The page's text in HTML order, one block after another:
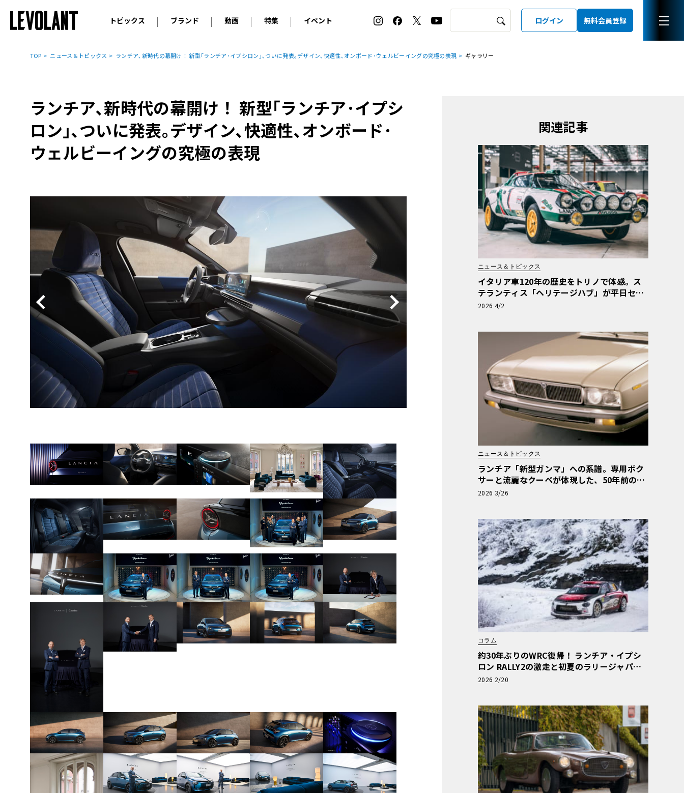
トピックス
ニュース
コラム
ブランド
輸入車 アウディ BMW
アルピナ
プジョー
ルノー
アバルト
アルファ・ロメオ
ランボルギーニ
マセラティ
アストン・マーティン
ベントレー
ボルボ
キャデラック
ジープ
BYD
その他
国産車 レクサス トヨタ
スバル
マツダ
三菱
ダイハツ
スズキ
光岡
その他
動画
オリジナル動画
特集
2026 サマータイヤ＆ホイール バイヤーズガイド
ホイールカタログ
タイヤ特集
イベント
ル・ボラン カーズ・ミート2026横浜
EV:LIFE KOBE 2025
ル・ボラン カーズ・ミート2025横浜
ログイン 無料会員登録
TOP ニュース＆トピックス ランチア､新時代の幕開け！ 新型｢ランチア･イプシロン｣､ついに発表｡デザイン､快適性､オンボード･ウェルビーイングの究極の表現 ギャラリー
ランチア､新時代の幕開け！ 新型｢ランチア･イプシ
ロン｣､ついに発表｡デザイン､快適性､オンボード･
ウェルビーイングの究極の表現
関連記事
ニュース＆トピックス
イタリア車120年の歴史をトリノで体感。ス
テランティス「ヘリテージハブ」が平日セル
フ見学を解禁
2026 4/2
ニュース＆トピックス
ランチア「新型ガンマ」への系譜。専用ボク
サーと流麗なクーペが体現した、50年前の孤
高のエレガンス
2026 3/26
コラム
約30年ぶりのWRC復帰！ ランチア・イプシ
ロン RALLY2の激走と初夏のラリージャパン
上陸
2026 2/20